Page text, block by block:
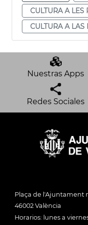
CULTURA A LES
CULTURA A LAS
Nuestras Apps
Redes Sociales
Plaça de l'Ajuntament
46002 València
Horarios: lunes a